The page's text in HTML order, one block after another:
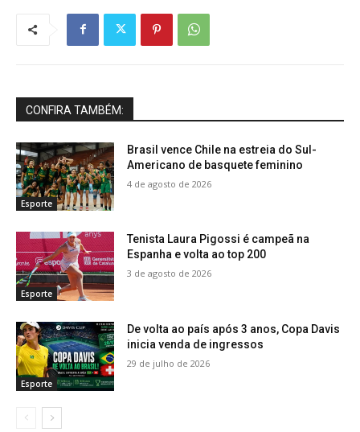
CONFIRA TAMBÉM:
Esporte
Brasil vence Chile na estreia do Sul-
Americano de basquete feminino
4 de agosto de 2026
Esporte
Tenista Laura Pigossi é campeã na
Espanha e volta ao top 200
3 de agosto de 2026
Esporte
De volta ao país após 3 anos, Copa Davis
inicia venda de ingressos
29 de julho de 2026